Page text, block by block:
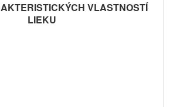
VLASTNOSTÍ
LIEKU